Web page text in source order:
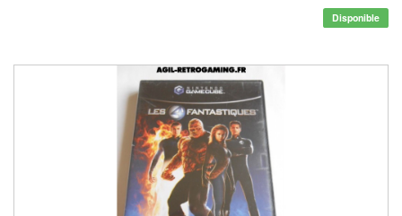
Disponible